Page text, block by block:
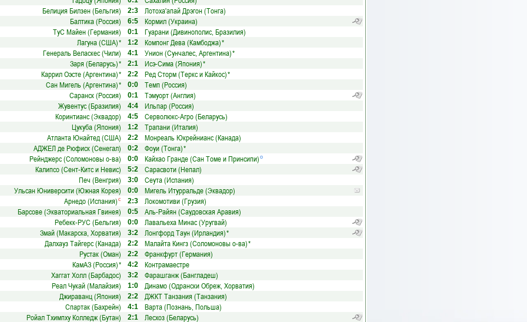
Белиция Билзен (Бельгия)
2:3
Лотоха'апай Дрэгон (Тонга)
Балтика (Россия)
6:5
Кормил (Украина)
ТуС Майен (Германия)
0:1
Гуарани (Дивинополис, Бразилия)
Лагуна (США)* 1:2 Компонг Дева (Камбоджа)*
Генераль Веласкес (Чили)
4:1 Унион (Сунчалес, Аргентина)*
Заря (Беларусь)* 2:1 Исэ-Сима (Япония)*
Каррил Оэсте (Аргентина)* 2:2 Ред Сторм (Теркс и Кайкос)*
Сан Мигель (Аргентина)* 0:0
Темп (Россия)
Саранск (Россия)
0:1
Тэмуорт (Англия)
Жувентус (Бразилия)
4:4
Ильпар (Россия)
Коринтианс (Эквадор)
4:5
Серволюкс-Агро (Беларусь)
Цукуба (Япония)
1:2
Трапани (Италия)
Атланта Юнайтед (США)
2:2
Монреаль Юкрейнианс (Канада)
АДЖЕЛ де Рюфиск (Сенегал)
0:2 Фоуи (Тонга)*
Рейнджерс (Соломоновы о-ва)
0:0 Кайхао Гранде (Сан Томе и Принсипи) о
Калипсо (Сент-Китс и Невис) 5:2
Сарасвоти (Непал)
Печ (Венгрия)
3:0
Сеута (Испания)
Ульсан Юниверсити (Южная Корея)
0:0
Мигель Итурральде (Эквадор)
Арнедо (Испания) с 2:3
Локомотиви (Грузия)
Барсове (Экваториальная Гвинея)
0:5
Аль-Райян (Саудовская Аравия)
Ребекк-РУС (Бельгия)
0:0
Лавальеха Минас (Уругвай)
Змай (Макарска, Хорватия)
3:2 Лонгфорд Таун (Ирландия)*
Далхауз Тайгерс (Канада)
2:2 Малайта Кингз (Соломоновы о-ва)*
Рустак (Оман)
2:2
Франкфурт (Германия)
КамАЗ (Россия)* 4:2
Контрамаестре
Хаггат Холл (Барбадос)
3:2
Фарашганж (Бангладеш)
Реал Чукай (Малайзия)
1:0
Динамо (Одрански Обреж, Хорватия)
Джираванц (Япония)
2:2
ДЖКТ Танзания (Танзания)
Спартак (Бахрейн)
4:1
Варта (Познань, Польша)
Ройал Тхимпху Колледж (Бутан)
2:1 Лесхоз (Беларусь)